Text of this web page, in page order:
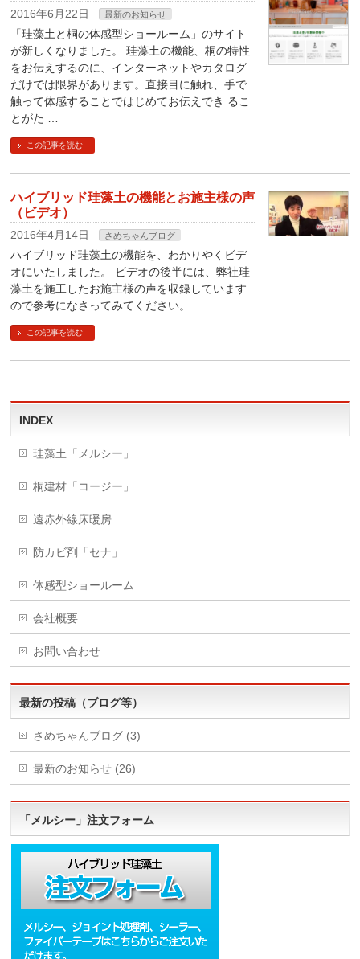
2016年6月22日 最新のお知らせ
「珪藻土と桐の体感型ショールーム」のサイト
が新しくなりました。 珪藻土の機能、桐の特性
をお伝えするのに、インターネットやカタログ
だけでは限界があります。直接目に触れ、手で
触って体感することではじめてお伝えでき るこ
とがた …
この記事を読む
ハイブリッド珪藻土の機能とお施主様の声
（ビデオ）
2016年4月14日 さめちゃんブログ
ハイブリッド珪藻土の機能を、わかりやくビデ
オにいたしました。 ビデオの後半には、弊社珪
藻土を施工したお施主様の声を収録しています
ので参考になさってみてください。
この記事を読む
INDEX
珪藻土「メルシー」
桐建材「コージー」
遠赤外線床暖房
防カビ剤「セナ」
体感型ショールーム
会社概要
お問い合わせ
最新の投稿（ブログ等）
さめちゃんブログ (3)
最新のお知らせ (26)
「メルシー」注文フォーム